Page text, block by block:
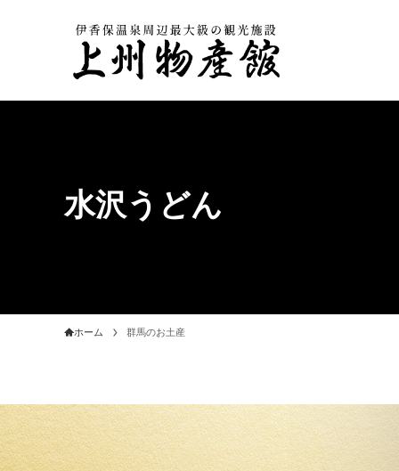
水沢うどん
ホーム 群馬のお土産